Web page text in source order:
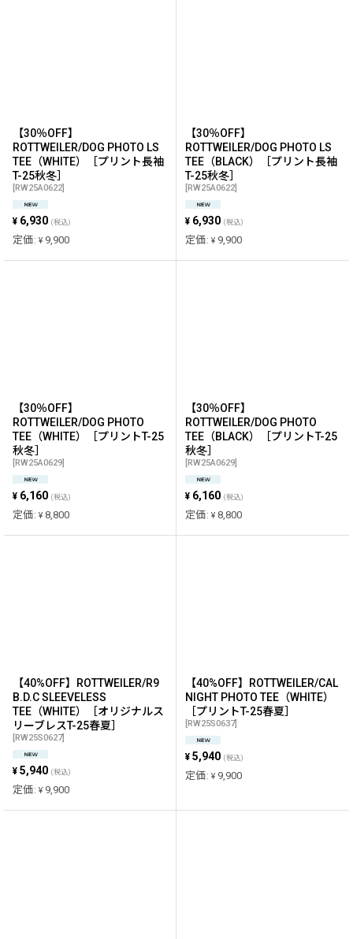
【30％OFF】
ROTTWEILER/DOG PHOTO LS
TEE（WHITE）［プリント長袖
T-25秋冬］
[RW25A0622]
¥ 6,930 (税込)
定価: ¥ 9,900
【30％OFF】
ROTTWEILER/DOG PHOTO LS
TEE（BLACK）［プリント長袖
T-25秋冬］
[RW25A0622]
¥ 6,930 (税込)
定価: ¥ 9,900
【30％OFF】
ROTTWEILER/DOG PHOTO
TEE（WHITE）［プリントT-25
秋冬］
[RW25A0629]
¥ 6,160 (税込)
定価: ¥ 8,800
【30％OFF】
ROTTWEILER/DOG PHOTO
TEE（BLACK）［プリントT-25
秋冬］
[RW25A0629]
¥ 6,160 (税込)
定価: ¥ 8,800
【40%OFF】ROTTWEILER/R9
B.D.C SLEEVELESS
TEE（WHITE）［オリジナルス
リーブレスT-25春夏］
[RW25S0627]
¥ 5,940 (税込)
定価: ¥ 9,900
【40%OFF】ROTTWEILER/CAL
NIGHT PHOTO TEE（WHITE）
［プリントT-25春夏］
[RW25S0637]
¥ 5,940 (税込)
定価: ¥ 9,900